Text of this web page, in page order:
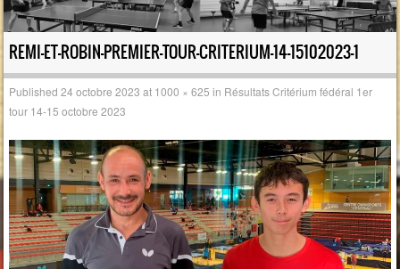
REMI-ET-ROBIN-PREMIER-TOUR-CRITERIUM-14-15102023-1
Published24 octobre 2023 at 1000 × 625 in Résultats Critérium fédéral 1er
tour 14-15 octobre 2023